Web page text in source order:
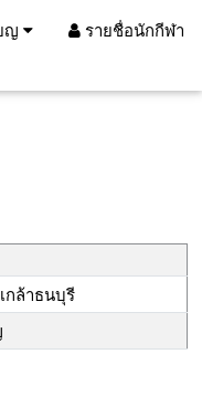
ญ รายชื่อนักกีฬา
กล้าธนบุรี